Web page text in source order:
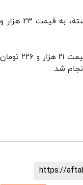
در سامانه سنا نیز، میانگین بهای فروش هر یورو در بازار معاملاتی روز گذشته، به قیمت ۲۳ هزار و
در سامانه نیما طی روز معاملاتی گذشته هر حواله فروش یورو با میانگین قیمت ۲۱ هزار و ۲۲۶ تومان
https://